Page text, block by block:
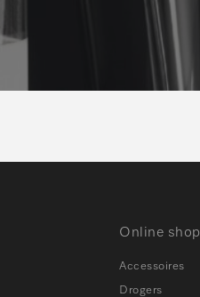
Online shop
Accessoires
Drogers